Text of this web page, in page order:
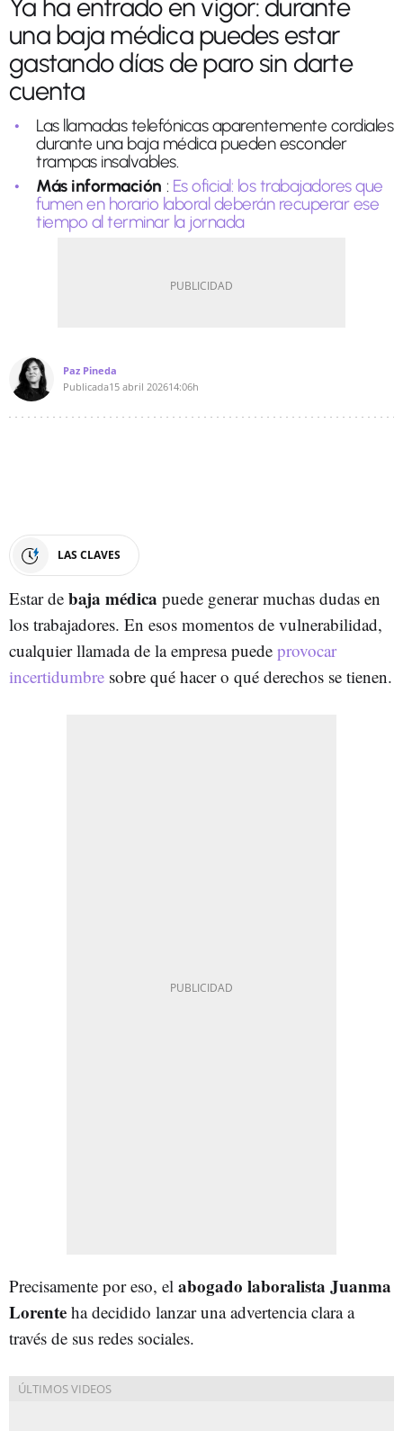
Ya ha entrado en vigor: durante
una baja médica puedes estar
gastando días de paro sin darte
cuenta
Las llamadas telefónicas aparentemente cordiales
durante una baja médica pueden esconder
trampas insalvables.
Más información : Es oficial: los trabajadores que
fumen en horario laboral deberán recuperar ese
tiempo al terminar la jornada
Paz Pineda
Publicada15 abril 202614:06h
LAS CLAVES
Estar de baja médica puede generar muchas dudas en
los trabajadores. En esos momentos de vulnerabilidad,
cualquier llamada de la empresa puede provocar
incertidumbre sobre qué hacer o qué derechos se tienen.
Precisamente por eso, el abogado laboralista Juanma
Lorente ha decidido lanzar una advertencia clara a
través de sus redes sociales.